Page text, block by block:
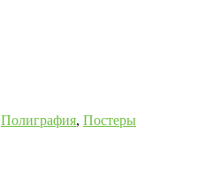
Полиграфия, Постеры